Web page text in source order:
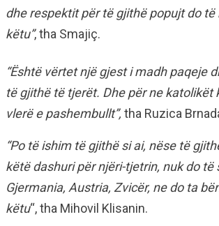
dhe respektit për të gjithë popujt do të
këtu”, tha Smajiç.
“Është vërtet një gjest i madh paqeje
të gjithë të tjerët. Dhe për ne katolikët
vlerë e pashembullt”, tha Ruzica
“Po të ishim të gjithë si ai, nëse të
këtë dashuri për njëri-tjetrin, nuk do të
Gjermania, Austria, Zvicër, ne do ta
këtu“, tha Mihovil Klisanin.